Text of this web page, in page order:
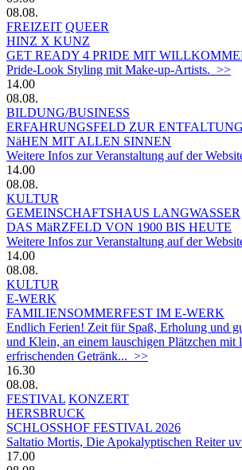
08.08.
FREIZEIT QUEER
HINZ X KUNZ
GET READY 4 PRIDE MIT
Pride-Look Styling mit Make-up-Artists. >>
14.00
08.08.
BILDUNG/BUSINESS
ERFAHRUNGSFELD ZUR
NäHEN MIT ALLEN SINNEN
Weitere Infos zur Veranstaltung auf der
14.00
08.08.
KULTUR
GEMEINSCHAFTSHAUS LANGWASSER
DAS MäRZFELD VON 1900 BIS HEUTE
Weitere Infos zur Veranstaltung auf der
14.00
08.08.
KULTUR
E-WERK
FAMILIENSOMMERFEST IM E-WERK
Endlich Ferien! Zeit für Spaß, Erholung und
und Klein, an einem lauschigen Plätzchen mit
erfrischenden Getränk... >>
16.30
08.08.
FESTIVAL KONZERT
HERSBRUCK
SCHLOSSHOF FESTIVAL 2026
Saltatio Mortis, Die Apokalyptischen Reiter
17.00